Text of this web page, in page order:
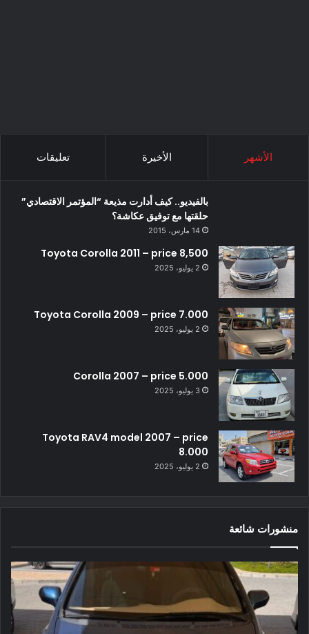
الأشهر الأخيرة تعليقات
بالفيديو.. كيف أدارت مذيعة “المؤتمر الاقتصادي”
حلقتها مع توفيق عكاشة؟
14 مارس، 2015
Toyota Corolla 2011 – price 8,500
2 يوليو، 2025
Toyota Corolla 2009 – price 7.000
2 يوليو، 2025
Corolla 2007 – price 5.000
3 يوليو، 2025
Toyota RAV4 model 2007 – price
8.000
2 يوليو، 2025
منشورات شائعة